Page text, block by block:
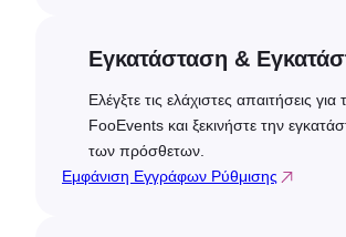
Εγκατάσταση &
Ελέγξτε τις ελάχιστες απαιτήσεις για
FooEvents και ξεκινήστε την
των πρόσθετων.
Εμφάνιση Εγγράφων Ρύθμισης